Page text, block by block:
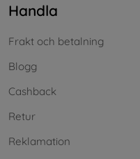
Handla
Frakt och betalning
Blogg
Cashback
Retur
Reklamation